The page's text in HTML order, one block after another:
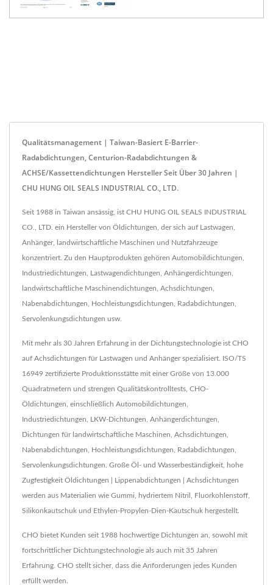
Qualitätsmanagement | Taiwan-Basiert E-Barrier-
Radabdichtungen, Centurion-Radabdichtungen &
ACHSE/Kassettendichtungen Hersteller Seit Über 30 Jahren |
CHU HUNG OIL SEALS INDUSTRIAL CO., LTD.
Seit 1988 in Taiwan ansässig, ist CHU HUNG OIL SEALS INDUSTRIAL
CO., LTD. ein Hersteller von Öldichtungen, der sich auf Lastwagen,
Anhänger, landwirtschaftliche Maschinen und Nutzfahrzeuge
konzentriert. Zu den Hauptprodukten gehören Automobildichtungen,
Industriedichtungen, Lastwagendichtungen, Anhängerdichtungen,
landwirtschaftliche Maschinendichtungen, Achsdichtungen,
Nabenabdichtungen, Hochleistungsdichtungen, Radabdichtungen,
Servolenkungsdichtungen usw.
Mit mehr als 30 Jahren Erfahrung in der Dichtungstechnologie ist CHO
auf Achsdichtungen für Lastwagen und Anhänger spezialisiert. ISO/TS
16949 zertifizierte Produktionsstätte mit einer Größe von 13.000
Quadratmetern und strengen Qualitätskontrolltests, CHO-
Öldichtungen, einschließlich Automobildichtungen,
Industriedichtungen, LKW-Dichtungen, Anhängerdichtungen,
Dichtungen für landwirtschaftliche Maschinen, Achsdichtungen,
Nabenabdichtungen, Hochleistungsdichtungen, Radabdichtungen,
Servolenkungsdichtungen. Große Öl- und Wasserbeständigkeit, hohe
Zugfestigkeit Öldichtungen | Lippenabdichtungen | Achsdichtungen
werden aus Materialien wie Gummi, hydriertem Nitril, Fluorkohlenstoff,
Silikonkautschuk und Ethylen-Propylen-Dien-Kautschuk hergestellt.
CHO bietet Kunden seit 1988 hochwertige Dichtungen an, sowohl mit
fortschrittlicher Dichtungstechnologie als auch mit 35 Jahren
Erfahrung. CHO stellt sicher, dass die Anforderungen jedes Kunden
erfüllt werden.